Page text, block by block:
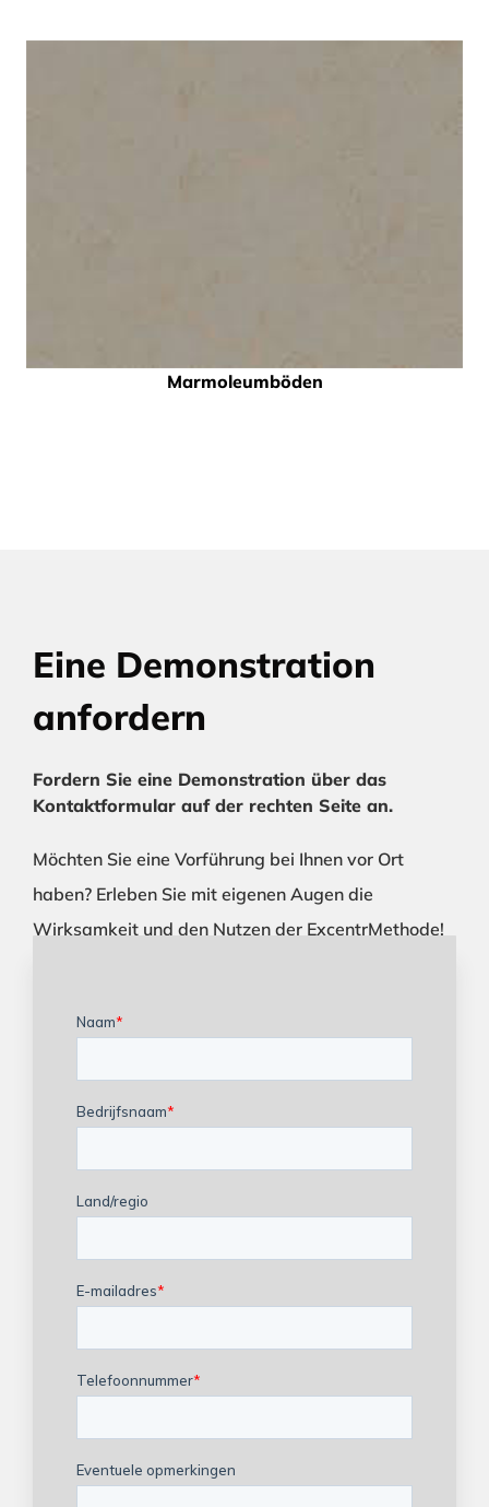
Marmoleumböden
Eine Demonstration
anfordern
Fordern Sie eine Demonstration über das
Kontaktformular auf der rechten Seite an.
Möchten Sie eine Vorführung bei Ihnen vor Ort
haben? Erleben Sie mit eigenen Augen die
Wirksamkeit und den Nutzen der ExcentrMethode!